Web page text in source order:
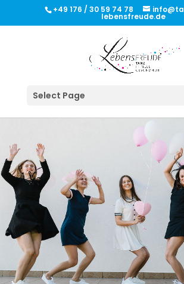
+49 176 / 30 59 74 78
lebensfreude.de
Select Page